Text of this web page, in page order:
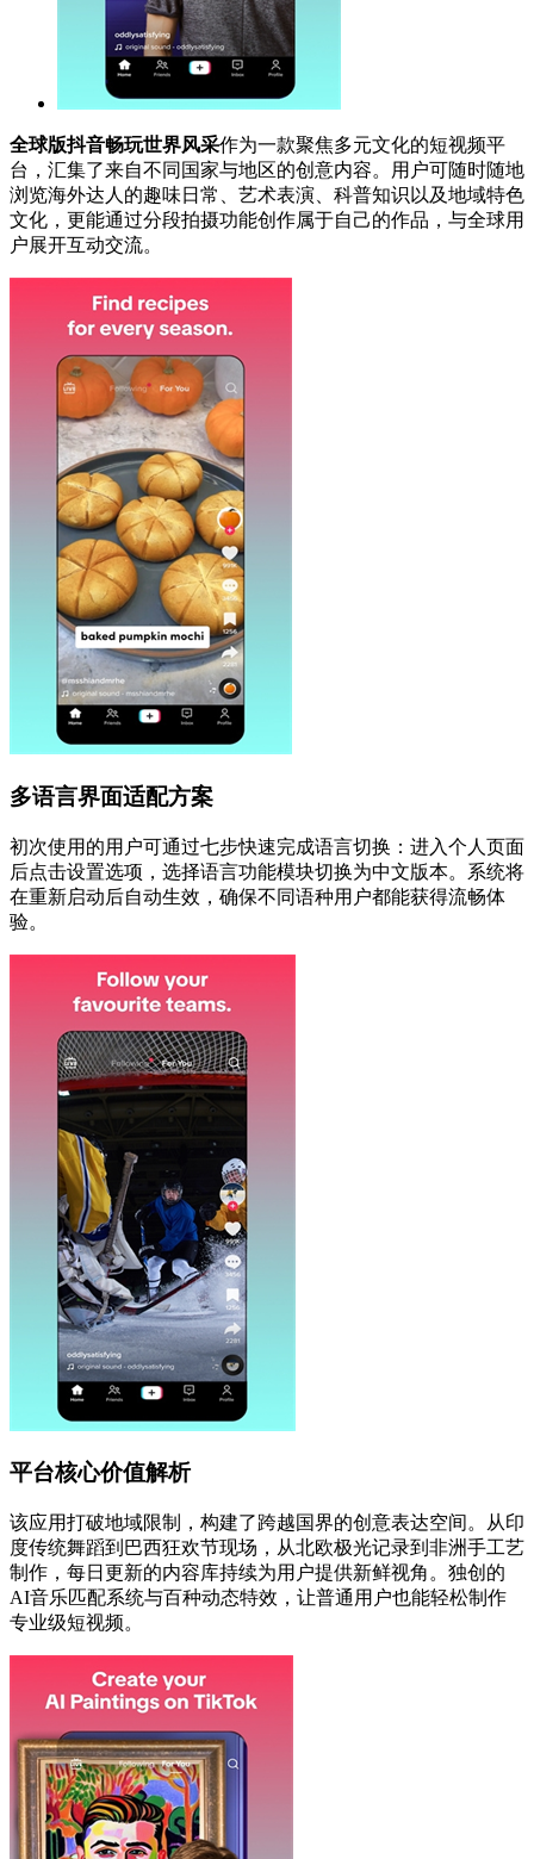
全球版抖音畅玩世界风采作为一款聚焦多元文化的短视频平
台，汇集了来自不同国家与地区的创意内容。用户可随时随地
浏览海外达人的趣味日常、艺术表演、科普知识以及地域特色
文化，更能通过分段拍摄功能创作属于自己的作品，与全球用
户展开互动交流。
多语言界面适配方案
初次使用的用户可通过七步快速完成语言切换：进入个人页面
后点击设置选项，选择语言功能模块切换为中文版本。系统将
在重新启动后自动生效，确保不同语种用户都能获得流畅体
验。
平台核心价值解析
该应用打破地域限制，构建了跨越国界的创意表达空间。从印
度传统舞蹈到巴西狂欢节现场，从北欧极光记录到非洲手工艺
制作，每日更新的内容库持续为用户提供新鲜视角。独创的
AI音乐匹配系统与百种动态特效，让普通用户也能轻松制作
专业级短视频。